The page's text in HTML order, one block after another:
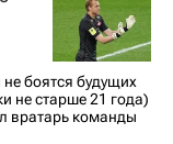
боятся будущих
не старше 21 года)
вратарь команды